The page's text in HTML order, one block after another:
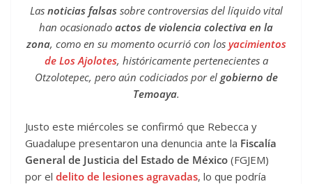
Las noticias falsassobre controversias del líquido vital
han ocasionado actos de violencia colectiva en la
zona, como en su momento ocurrió con los yacimientos
de Los Ajolotes, históricamente pertenecientes a
Otzolotepec, pero aún codiciados por el gobierno de
Temoaya.
Justo este miércoles se confirmó que Rebecca y
Guadalupe presentaron una denuncia ante la Fiscalía
General de Justicia del Estado de México (FGJEM)
por el delito de lesiones agravadas, lo que podría